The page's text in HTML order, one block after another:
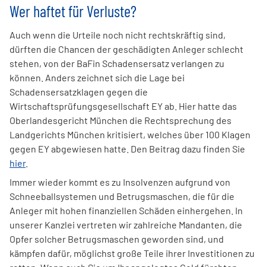
Wer haftet für Verluste?
Auch wenn die Urteile noch nicht rechtskräftig sind,
dürften die Chancen der geschädigten Anleger schlecht
stehen, von der BaFin Schadensersatz verlangen zu
können. Anders zeichnet sich die Lage bei
Schadensersatzklagen gegen die
Wirtschaftsprüfungsgesellschaft EY ab. Hier hatte das
Oberlandesgericht München die Rechtsprechung des
Landgerichts München kritisiert, welches über 100 Klagen
gegen EY abgewiesen hatte. Den Beitrag dazu finden Sie
hier.
Immer wieder kommt es zu Insolvenzen aufgrund von
Schneeballsystemen und Betrugsmaschen, die für die
Anleger mit hohen finanziellen Schäden einhergehen. In
unserer Kanzlei vertreten wir zahlreiche Mandanten, die
Opfer solcher Betrugsmaschen geworden sind, und
kämpfen dafür, möglichst große Teile ihrer Investitionen zu